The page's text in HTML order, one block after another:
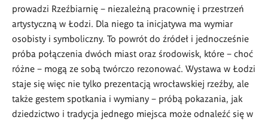
prowadzi Rzeźbiarnię – niezależną pracownię i przestrzeń
artystyczną w Łodzi. Dla niego ta inicjatywa ma wymiar
osobisty i symboliczny. To powrót do źródeł i jednocześnie
próba połączenia dwóch miast oraz środowisk, które – choć
różne – mogą ze sobą twórczo rezonować. Wystawa w Łodzi
staje się więc nie tylko prezentacją wrocławskiej rzeźby, ale
także gestem spotkania i wymiany – próbą pokazania, jak
dziedzictwo i tradycja jednego miejsca może odnaleźć się w